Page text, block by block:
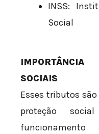
INSS:
Social
IMPORTÂNCIA
SOCIAIS
Esses tributos
proteção